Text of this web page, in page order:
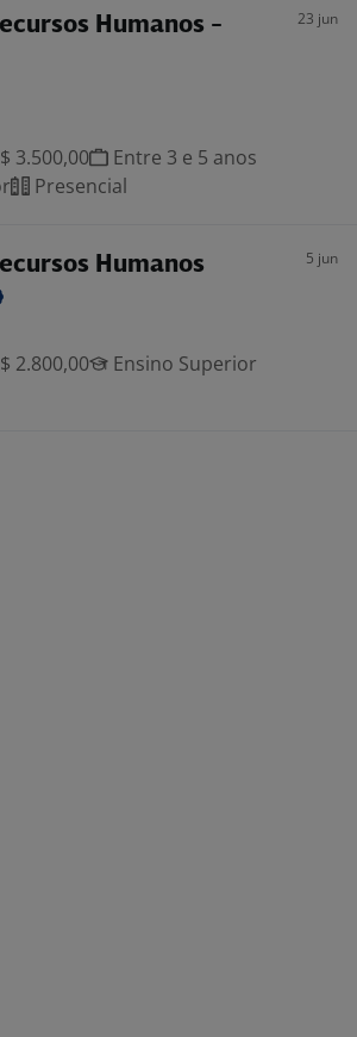
Humanos -
23 jun
3.500,00
Entre 3 e 5 anos
Presencial
Humanos 5 jun
2.800,00
Ensino Superior